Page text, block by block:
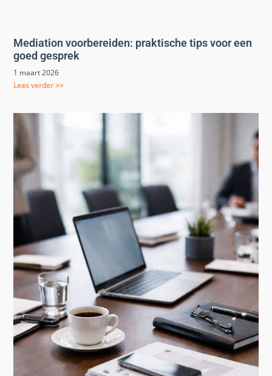
Mediation voorbereiden: praktische tips voor een
goed gesprek
1 maart 2026
Lees verder >>